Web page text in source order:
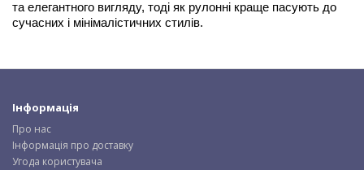
та елегантного вигляду, тоді як рулонні краще пасують до
сучасних і мінімалістичних стилів.
Інформація
Про нас
Інформація про доставку
Угода користувача